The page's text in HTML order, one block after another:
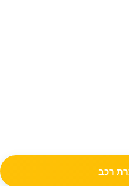
רכב